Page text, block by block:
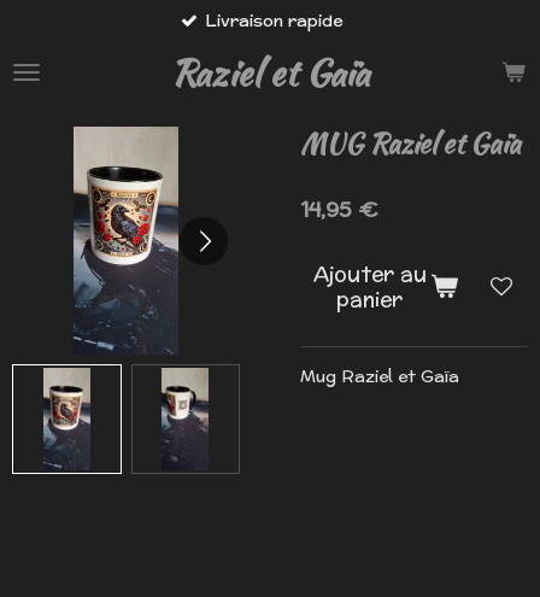
contenu
Raziel et Gaïa
Livraison rapide
MUG Raziel et Gaïa
14,95 €
Ajouter au
panier
Mug Raziel et Gaïa